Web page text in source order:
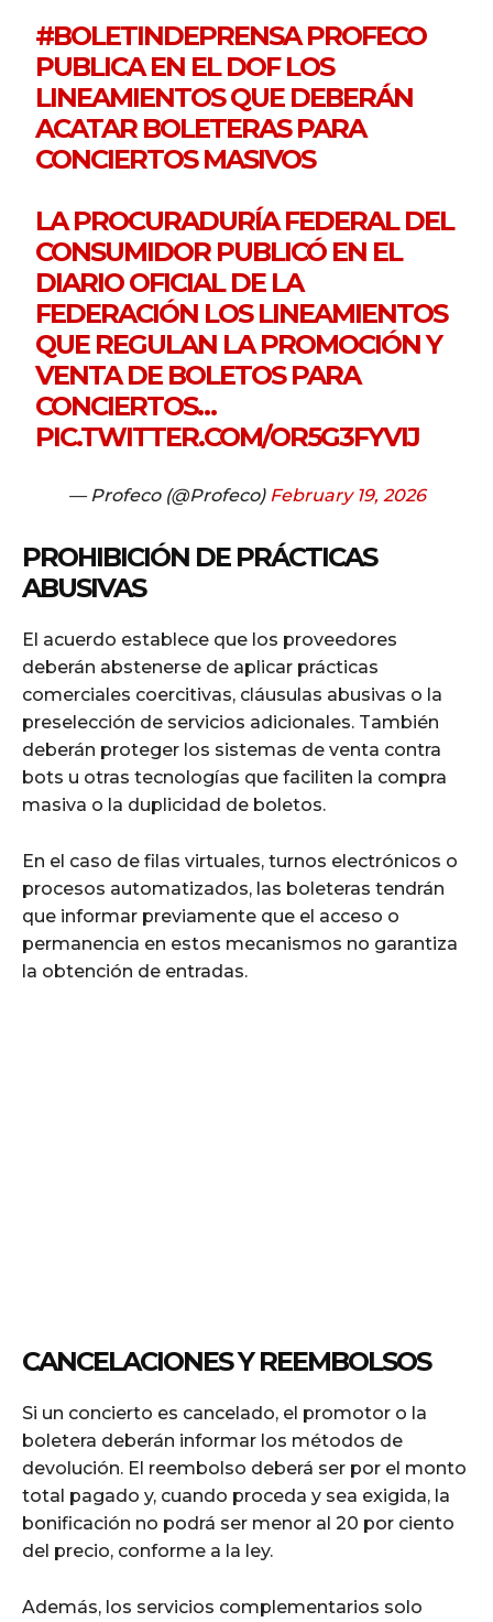
#BOLETINDEPRENSAPROFECO
PUBLICA EN EL DOF LOS
LINEAMIENTOS QUE DEBERÁN
ACATAR BOLETERAS PARA
CONCIERTOS MASIVOS
LA PROCURADURÍA FEDERAL DEL
CONSUMIDOR PUBLICÓ EN EL
DIARIO OFICIAL DE LA
FEDERACIÓN LOS LINEAMIENTOS
QUE REGULAN LA PROMOCIÓN Y
VENTA DE BOLETOS PARA
CONCIERTOS…
PIC.TWITTER.COM/OR5G3FYVIJ
— Profeco (@Profeco) February 19, 2026
PROHIBICIÓN DE PRÁCTICAS
ABUSIVAS
El acuerdo establece que los proveedores
deberán abstenerse de aplicar prácticas
comerciales coercitivas, cláusulas abusivas o la
preselección de servicios adicionales. También
deberán proteger los sistemas de venta contra
bots u otras tecnologías que faciliten la compra
masiva o la duplicidad de boletos.
En el caso de filas virtuales, turnos electrónicos o
procesos automatizados, las boleteras tendrán
que informar previamente que el acceso o
permanencia en estos mecanismos no garantiza
la obtención de entradas.
CANCELACIONES Y REEMBOLSOS
Si un concierto es cancelado, el promotor o la
boletera deberán informar los métodos de
devolución. El reembolso deberá ser por el monto
total pagado y, cuando proceda y sea exigida, la
bonificación no podrá ser menor al 20 por ciento
del precio, conforme a la ley.
Además, los servicios complementarios solo